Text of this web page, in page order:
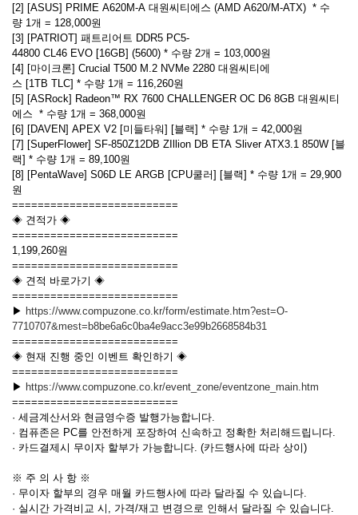
[2] [ASUS] PRIME A620M-A 대원씨티에스 (AMD A620/M-ATX) * 수
량 1개 = 128,000원
[3] [PATRIOT] 패트리어트 DDR5 PC5-
44800 CL46 EVO [16GB] (5600) * 수량 2개 = 103,000원
[4] [마이크론] Crucial T500 M.2 NVMe 2280 대원씨티에
스 [1TB TLC] * 수량 1개 = 116,260원
[5] [ASRock] Radeon™ RX 7600 CHALLENGER OC D6 8GB 대원씨티
에스 * 수량 1개 = 368,000원
[6] [DAVEN] APEX V2 [미들타워] [블랙] * 수량 1개 = 42,000원
[7] [SuperFlower] SF-850Z12DB ZIllion DB ETA Sliver ATX3.1 850W [블
랙] * 수량 1개 = 89,100원
[8] [PentaWave] S06D LE ARGB [CPU쿨러] [블랙] * 수량 1개 = 29,900
원
==========================
◈ 견적가 ◈
==========================
1,199,260원
==========================
◈ 견적 바로가기 ◈
==========================
▶ https://www.compuzone.co.kr/form/estimate.htm?est=O-
7710707&mest=b8be6a6c0ba4e9acc3e99b2668584b31
==========================
◈ 현재 진행 중인 이벤트 확인하기 ◈
==========================
▶ https://www.compuzone.co.kr/event_zone/eventzone_main.htm
==========================
· 세금계산서와 현금영수증 발행가능합니다.
· 컴퓨존은 PC를 안전하게 포장하여 신속하고 정확한 처리해드립니다.
· 카드결제시 무이자 할부가 가능합니다. (카드행사에 따라 상이)
※ 주 의 사 항 ※
· 무이자 할부의 경우 매월 카드행사에 따라 달라질 수 있습니다.
· 실시간 가격비교 시, 가격/재고 변경으로 인해서 달라질 수 있습니다.